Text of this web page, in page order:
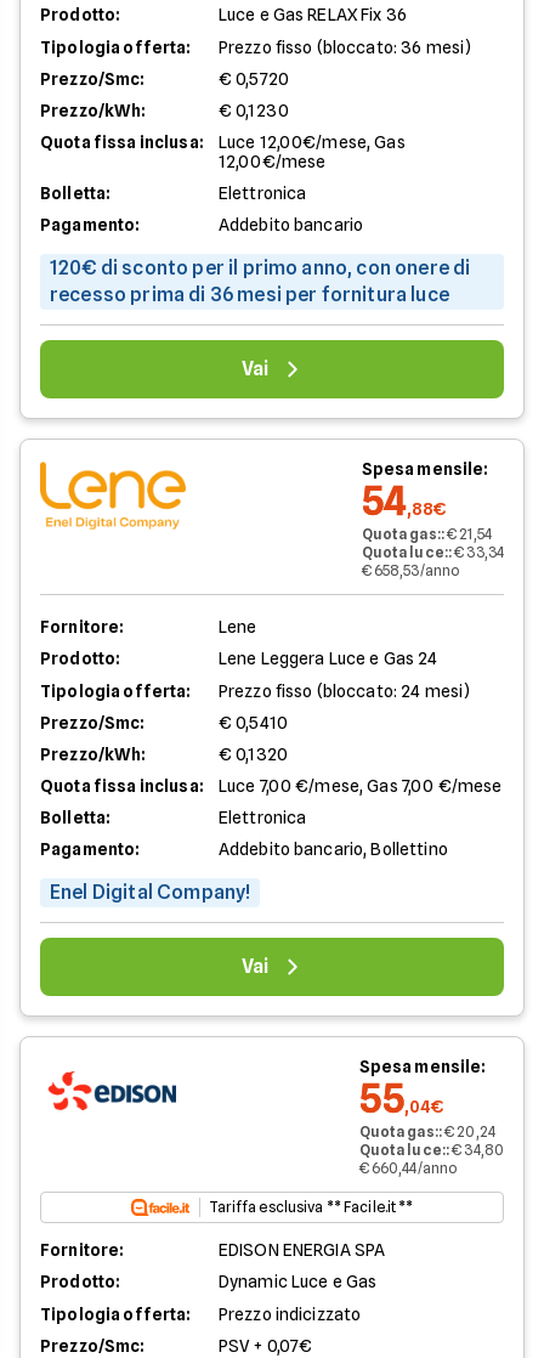
Prodotto:
Luce e Gas RELAX Fix 36
Tipologia offerta:
Prezzo fisso (bloccato: 36 mesi)
Prezzo/Smc:
€ 0,5720
Prezzo/kWh:
€ 0,1230
Quota fissa inclusa:
Luce 12,00€/mese, Gas
12,00€/mese
Bolletta:
Elettronica
Pagamento:
Addebito bancario
120€ di sconto per il primo anno, con onere di
recesso prima di 36 mesi per fornitura luce
Vai
Spesa mensile:
54,88€
Quota gas::€ 21,54
Quota luce::€ 33,34
€ 658,53/anno
Fornitore:
Lene
Prodotto:
Lene Leggera Luce e Gas 24
Tipologia offerta:
Prezzo fisso (bloccato: 24 mesi)
Prezzo/Smc:
€ 0,5410
Prezzo/kWh:
€ 0,1320
Quota fissa inclusa:
Luce 7,00 €/mese, Gas 7,00 €/mese
Bolletta:
Elettronica
Pagamento:
Addebito bancario, Bollettino
Enel Digital Company!
Vai
Spesa mensile:
55,04€
Quota gas::€ 20,24
Quota luce::€ 34,80
€ 660,44/anno
Tariffa esclusiva ** Facile.it **
Fornitore:
EDISON ENERGIA SPA
Prodotto:
Dynamic Luce e Gas
Tipologia offerta:
Prezzo indicizzato
Prezzo/Smc:
PSV + 0,07€